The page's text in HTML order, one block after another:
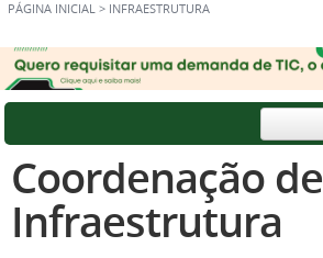
PÁGINA INICIAL > INFRAESTRUTURA
Coordenação de
Infraestrutura